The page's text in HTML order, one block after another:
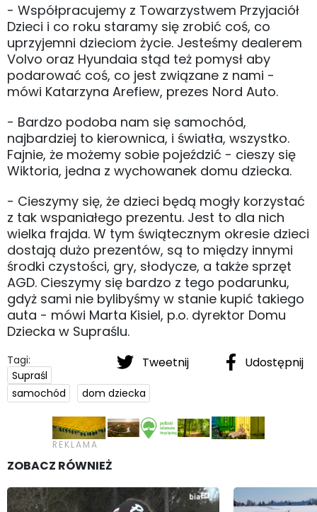
- Współpracujemy z Towarzystwem Przyjaciół
Dzieci i co roku staramy się zrobić coś, co
uprzyjemni dzieciom życie. Jesteśmy dealerem
Volvo oraz Hyundaia stąd też pomysł aby
podarować coś, co jest związane z nami -
mówi Katarzyna Arefiew, prezes Nord Auto.
- Bardzo podoba nam się samochód,
najbardziej to kierownica, i światła, wszystko.
Fajnie, że możemy sobie pojeździć - cieszy się
Wiktoria, jedna z wychowanek domu dziecka.
- Cieszymy się, że dzieci będą mogły korzystać
z tak wspaniałego prezentu. Jest to dla nich
wielka frajda. W tym świątecznym okresie dzieci
dostają dużo prezentów, są to między innymi
środki czystości, gry, słodycze, a także sprzęt
AGD. Cieszymy się bardzo z tego podarunku,
gdyż sami nie bylibyśmy w stanie kupić takiego
auta - mówi Marta Kisiel, p.o. dyrektor Domu
Dziecka w Supraślu.
Tweetnij Udostępnij
Tagi:
Supraśl
samochód
dom dziecka
ZOBACZ RÓWNIEŻ